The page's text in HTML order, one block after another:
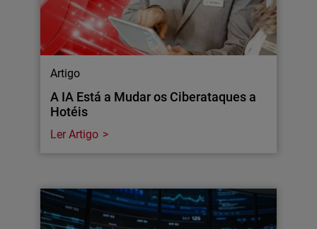
Artigo
A IA Está a Mudar os Ciberataques a
Hotéis
Ler Artigo